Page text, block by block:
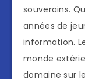
souverains.
années de
information.
monde
domaine sur